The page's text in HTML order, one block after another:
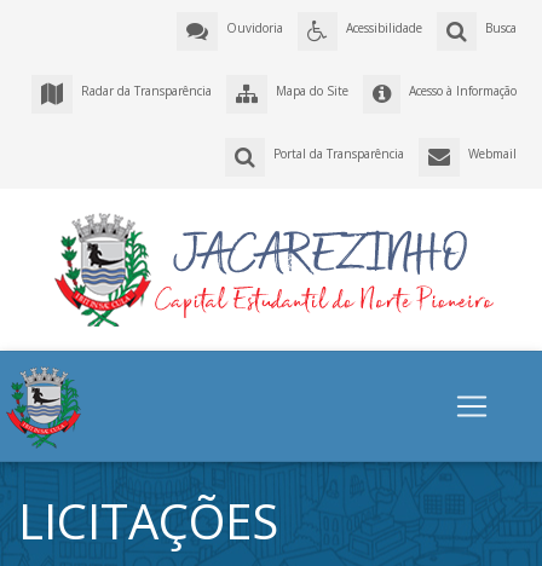
Busca
Acessibilidade
Ouvidoria
Acesso à Informação
Mapa do Site
Radar da Transparência
Webmail
Portal da Transparência
LICITAÇÕES